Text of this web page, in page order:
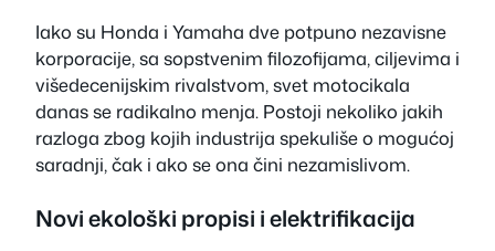
Iako su Honda i Yamaha dve potpuno nezavisne
korporacije, sa sopstvenim filozofijama, ciljevima i
višedecenijskim rivalstvom, svet motocikala
danas se radikalno menja. Postoji nekoliko jakih
razloga zbog kojih industrija spekuliše o mogućoj
saradnji, čak i ako se ona čini nezamislivom.
Novi ekološki propisi i elektrifikacija